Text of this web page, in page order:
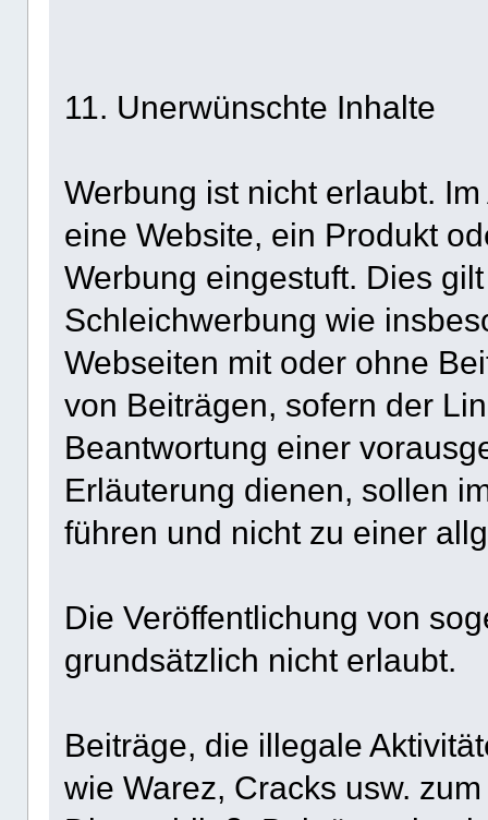
11. Unerwünschte Inhalte
Werbung ist nicht erlaubt.
eine Website, ein Produkt
Werbung eingestuft. Dies
Schleichwerbung wie
Webseiten mit oder ohne
von Beiträgen, sofern der
Beantwortung einer
Erläuterung dienen, sollen
führen und nicht zu einer
Die Veröffentlichung von
grundsätzlich nicht erlaubt.
Beiträge, die illegale
wie Warez, Cracks usw.